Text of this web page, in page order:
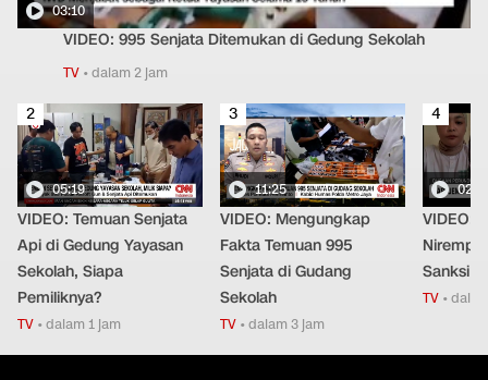
03:10
VIDEO: 995 Senjata Ditemukan di Gedung Sekolah
TV •dalam 2 jam
2
05:19
VIDEO: Temuan Senjata
Api di Gedung Yayasan
Sekolah, Siapa
Pemiliknya?
TV •dalam 1 jam
3
11:25
VIDEO: Mengungkap
Fakta Temuan 995
Senjata di Gudang
Sekolah
TV •dalam 3 jam
4
VIDEO:
Sanksi
TV •